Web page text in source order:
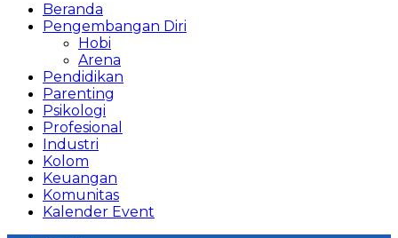
Beranda
Pengembangan Diri
Hobi
Arena
Pendidikan
Parenting
Psikologi
Profesional
Industri
Kolom
Keuangan
Komunitas
Kalender Event